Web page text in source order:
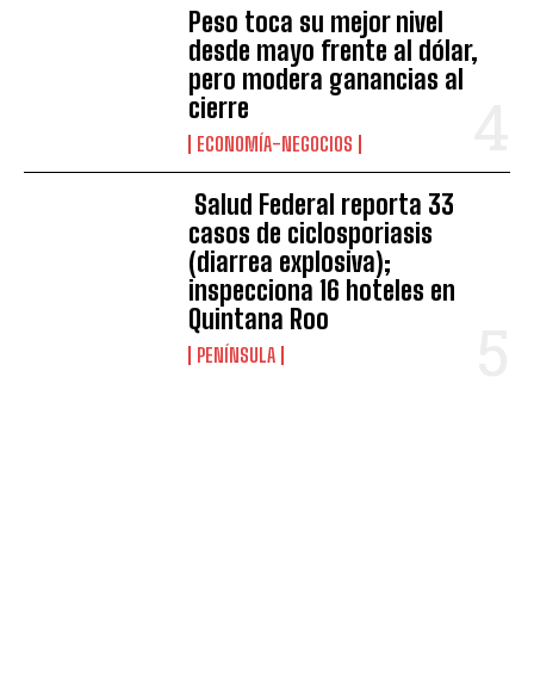
Peso toca su mejor nivel
desde mayo frente al dólar,
pero modera ganancias al
cierre
ECONOMÍA-NEGOCIOS
Salud Federal reporta 33
casos de ciclosporiasis
(diarrea explosiva);
inspecciona 16 hoteles en
Quintana Roo
PENÍNSULA